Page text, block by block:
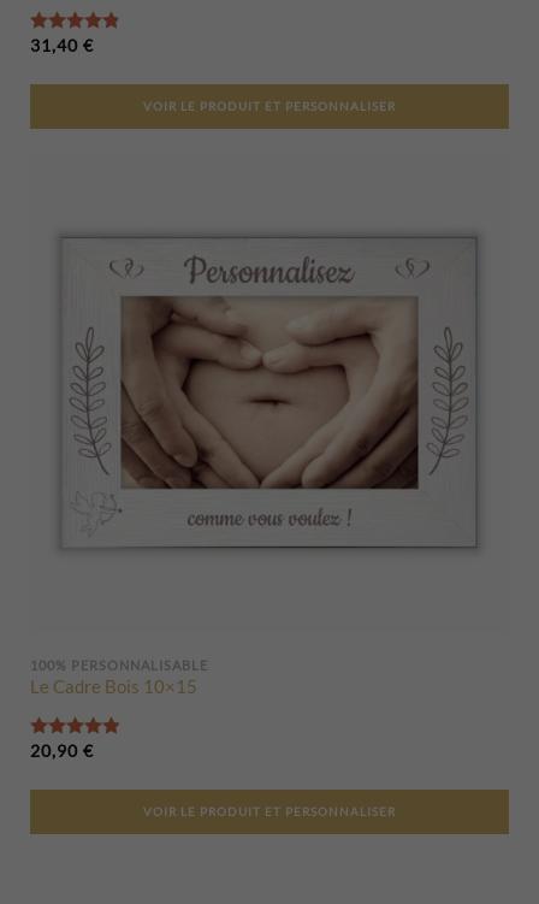
31,40 €
VOIR LE PRODUIT ET PERSONNALISER
100% PERSONNALISABLE
Le Cadre Bois 10×15
20,90 €
VOIR LE PRODUIT ET PERSONNALISER